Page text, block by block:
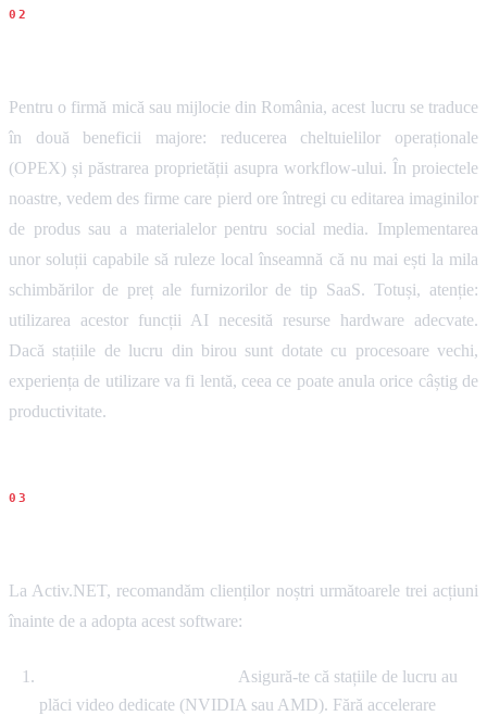
Pentru o firmă mică sau mijlocie din România, acest lucru se traduce
în două beneficii majore: reducerea cheltuielilor operaționale
(OPEX) și păstrarea proprietății asupra workflow-ului. În proiectele
noastre, vedem des firme care pierd ore întregi cu editarea imaginilor
de produs sau a materialelor pentru social media. Implementarea
unor soluții capabile să ruleze local înseamnă că nu mai ești la mila
schimbărilor de preț ale furnizorilor de tip SaaS. Totuși, atenție:
utilizarea acestor funcții AI necesită resurse hardware adecvate.
Dacă stațiile de lucru din birou sunt dotate cu procesoare vechi,
experiența de utilizare va fi lentă, ceea ce poate anula orice câștig de
productivitate.
La Activ.NET, recomandăm clienților noștri următoarele trei acțiuni
înainte de a adopta acest software:
Asigură-te că stațiile de lucru au
plăci video dedicate (NVIDIA sau AMD). Fără accelerare